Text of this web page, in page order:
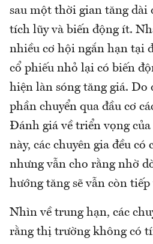
sau một thời gian tăng dài
tích lũy và biến động ít.
nhiều cơ hội ngắn hạn tại
cổ phiếu nhỏ lại có biến
hiện làn sóng tăng giá. Do
phần chuyển qua đầu cơ
Đánh giá về triển vọng của
này, các chuyên gia đều
nhưng vẫn cho rằng nhờ
hướng tăng sẽ vẫn còn tiếp
Nhìn về trung hạn, các
rằng thị trường không có